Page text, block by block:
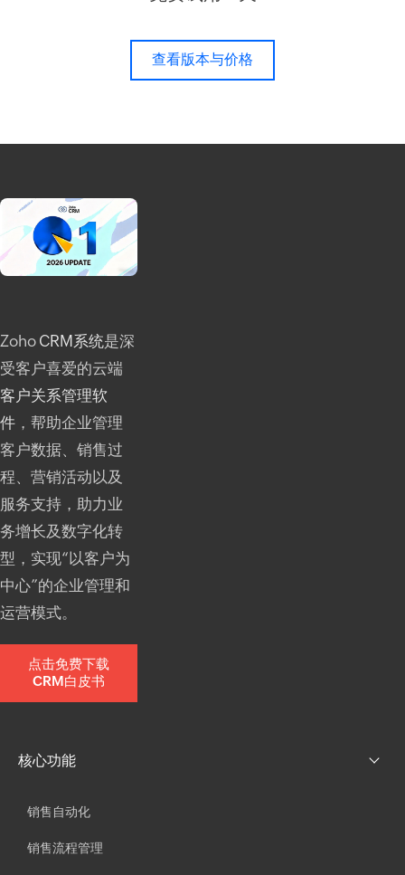
查看版本与价格
Zoho CRM系统是深
受客户喜爱的云端
客户关系管理软
件 ，帮助企业管理
客户数据、销售过
程、营销活动以及
服务支持，助力业
务增长及数字化转
型，实现“以客户为
中心”的企业管理和
运营模式。
点击免费下载
CRM白皮书
核心功能
销售自动化
销售流程管理